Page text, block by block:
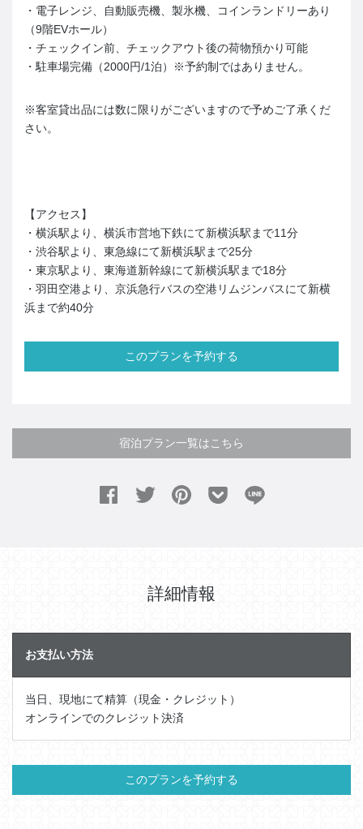
・電子レンジ、自動販売機、製氷機、コインランドリーあり
（9階EVホール）
・チェックイン前、チェックアウト後の荷物預かり可能
・駐車場完備（2000円/1泊）※予約制ではありません。
※客室貸出品には数に限りがございますので予めご了承くだ
さい。
【アクセス】
・横浜駅より、横浜市営地下鉄にて新横浜駅まで11分
・渋谷駅より、東急線にて新横浜駅まで25分
・東京駅より、東海道新幹線にて新横浜駅まで18分
・羽田空港より、京浜急行バスの空港リムジンバスにて新横
浜まで約40分
このプランを予約する
宿泊プラン一覧はこちら
詳細情報
お支払い方法
当日、現地にて精算（現金・クレジット）
オンラインでのクレジット決済
このプランを予約する